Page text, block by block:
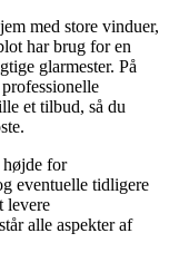
med store vinduer,
har brug for en
glarmester. På
et tilbud, så du
højde for
eventuelle tidligere
levere
alle aspekter af